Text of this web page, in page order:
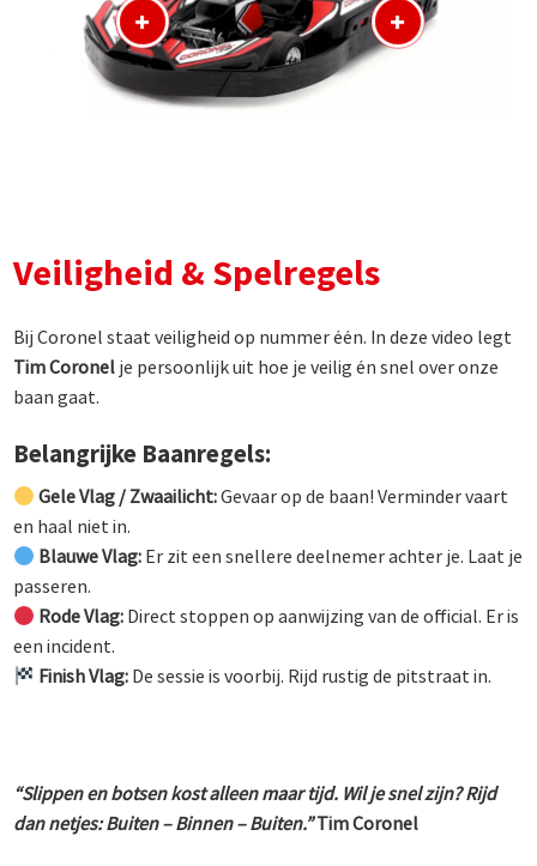
+ +
Veiligheid & Spelregels
Bij Coronel staat veiligheid op nummer één. In deze video legt
Tim Coronel je persoonlijk uit hoe je veilig én snel over onze
baan gaat.
Belangrijke Baanregels:
Gele Vlag / Zwaailicht:Gevaar op de baan! Verminder vaart
en haal niet in.
Blauwe Vlag: Er zit een snellere deelnemer achter je. Laat je
passeren.
Rode Vlag: Direct stoppen op aanwijzing van de official. Er is
een incident.
Finish Vlag: De sessie is voorbij. Rijd rustig de pitstraat in.
“Slippen en botsen kost alleen maar tijd. Wil je snel zijn? Rijd
dan netjes: Buiten – Binnen – Buiten.”Tim Coronel